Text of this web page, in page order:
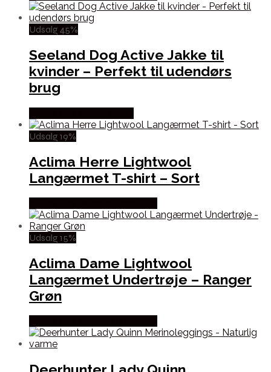
Udsalg 45%
Seeland Dog Active Jakke til
kvinder – Perfekt til udendørs
brug
Udsalg 19%
Aclima Herre Lightwool
Langærmet T-shirt – Sort
Udsalg 15%
Aclima Dame Lightwool
Langærmet Undertrøje – Ranger
Grøn